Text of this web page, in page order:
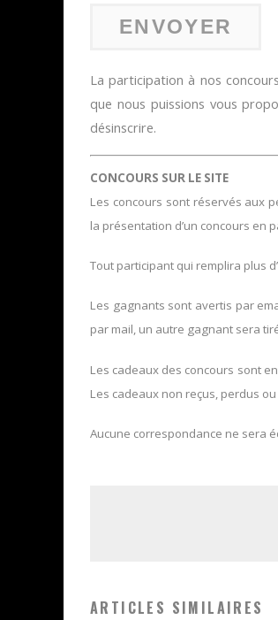
La participation à nos
que nous puissions vous
désinscrire.
CONCOURS SUR LE SITE
Les concours sont réservés aux
la présentation d’un concours en
Tout participant qui remplira plus
Les gagnants sont avertis par
par mail, un autre gagnant sera
Les cadeaux des concours sont
Les cadeaux non reçus, perdus
Aucune correspondance ne sera
ARTICLES SIMILAIRES